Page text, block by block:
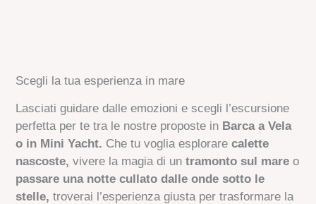
Scegli la tua esperienza in mare
Lasciati guidare dalle emozioni e scegli l’escursione
perfetta per te tra le nostre proposte in Barca a Vela
o in Mini Yacht. Che tu voglia esplorarecalette
nascoste, vivere la magia di untramonto sul mare o
passare una notte cullato dalle onde sotto le
stelle, troverai l’esperienza giusta per trasformare la